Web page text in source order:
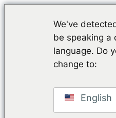
We've
be speaking a
language. Do
change to:
English